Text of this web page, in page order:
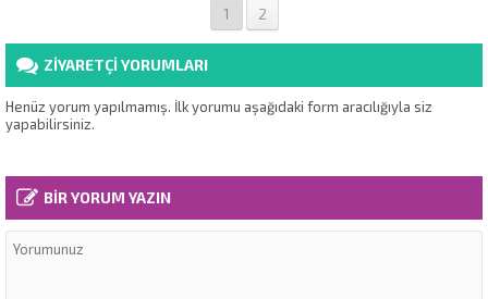
1 2
ZİYARETÇİ YORUMLARI
Henüz yorum yapılmamış. İlk yorumu aşağıdaki form aracılığıyla siz
yapabilirsiniz.
BİR YORUM YAZIN